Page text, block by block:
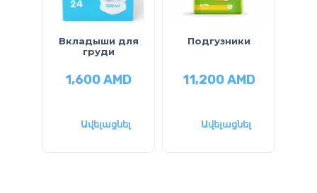
Вкладыши для
груди
1,600AMD
Ավելացնել
Подгузники
11,200AMD
Ավելացնել